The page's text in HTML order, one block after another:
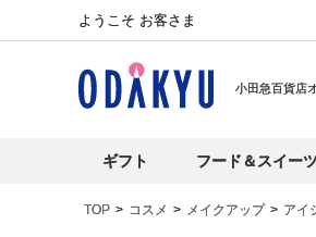
ようこそ お客さま
小田急百貨店
ギフト フード＆スイーツ
TOP コスメ メイクアップ アイ